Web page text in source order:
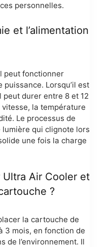
personnelles.
et l’alimentation
peut fonctionner
Lorsqu’il est
peut durer entre 8 et 12
la température
Le processus de
qui clignote lors
une fois la charge
Air Cooler et
?
la cartouche de
3 mois, en fonction de
de l’environnement. Il